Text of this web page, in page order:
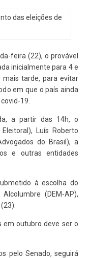
das eleições de
feira (22), o provável
inicialmente para 4 e
mais tarde, para evitar
em que o país ainda
19.
a partir das 14h, o
Luís Roberto
do Brasil), a
e outras entidades
à escolha do
(DEM-AP),
em outubro deve ser o
pelo Senado, seguirá